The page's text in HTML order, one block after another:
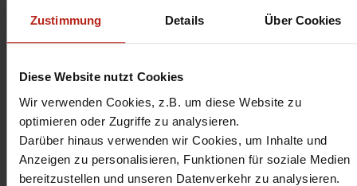
Zustimmung Details Über Cookies
Diese Website nutzt Cookies
Wir verwenden Cookies, z.B. um diese Website zu
optimieren oder Zugriffe zu analysieren.
Darüber hinaus verwenden wir Cookies, um Inhalte und
Anzeigen zu personalisieren, Funktionen für soziale Medien
bereitzustellen und unseren Datenverkehr zu analysieren.
zu ermöglichen. Voraussetzung hierfür ist ein WatchGuard Dimension
Server. Jede anzuschließende Firebox benötigt eine "Dimension Command"
Lizenz.
WatchGuard Dimension
Command 1-yr for Mid-Range
Appliance
WatchGuard Dimension Command 1-yr for
Mid-Range Appliance
Artikel-Nr.:WGMRA501
sofort ab Lager lieferbar